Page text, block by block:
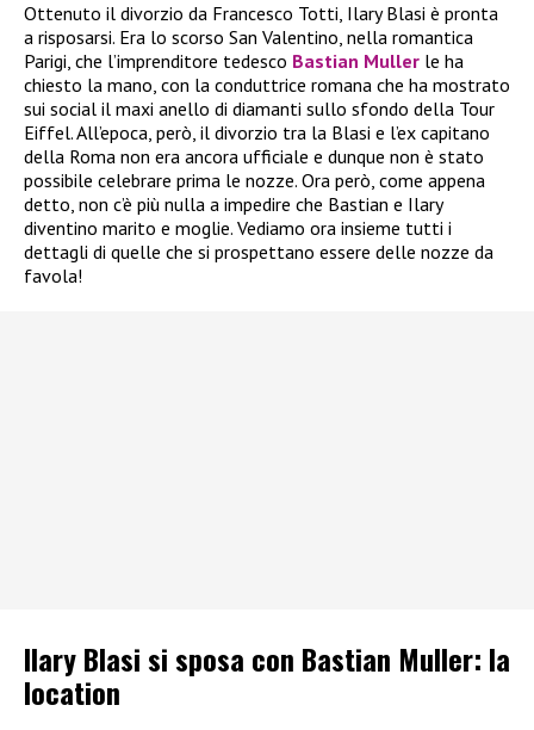
Ottenuto il divorzio da Francesco Totti, Ilary Blasi è pronta
a risposarsi. Era lo scorso San Valentino, nella romantica
Parigi, che l’imprenditore tedesco Bastian Muller le ha
chiesto la mano, con la conduttrice romana che ha mostrato
sui social il maxi anello di diamanti sullo sfondo della Tour
Eiffel. All’epoca, però, il divorzio tra la Blasi e l’ex capitano
della Roma non era ancora ufficiale e dunque non è stato
possibile celebrare prima le nozze. Ora però, come appena
detto, non c’è più nulla a impedire che Bastian e Ilary
diventino marito e moglie. Vediamo ora insieme tutti i
dettagli di quelle che si prospettano essere delle nozze da
favola!
Ilary Blasi si sposa con Bastian Muller: la
location